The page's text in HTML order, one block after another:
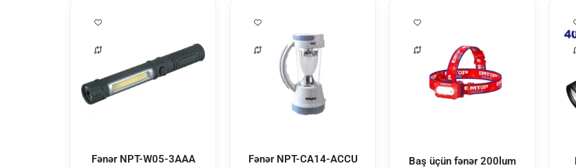
Fənər NPT-W05-3AAA
Fənər NPT-CA14-ACCU
Baş üçün fənər 200lum